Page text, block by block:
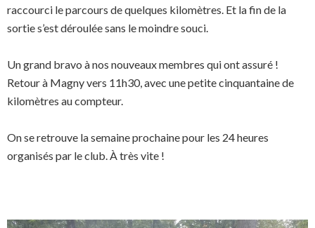
raccourci le parcours de quelques kilomètres. Et la fin de la
sortie s’est déroulée sans le moindre souci.
Un grand bravo à nos nouveaux membres qui ont assuré !
Retour à Magny vers 11h30, avec une petite cinquantaine de
kilomètres au compteur.
On se retrouve la semaine prochaine pour les 24 heures
organisés par le club. À très vite !